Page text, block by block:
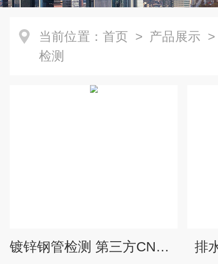
当前位置： 首页 > 产品展示
检测
镀锌钢管检测 第三方CNAS资质报告机构 排